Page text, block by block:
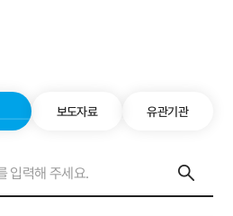
보도자료 유관기관